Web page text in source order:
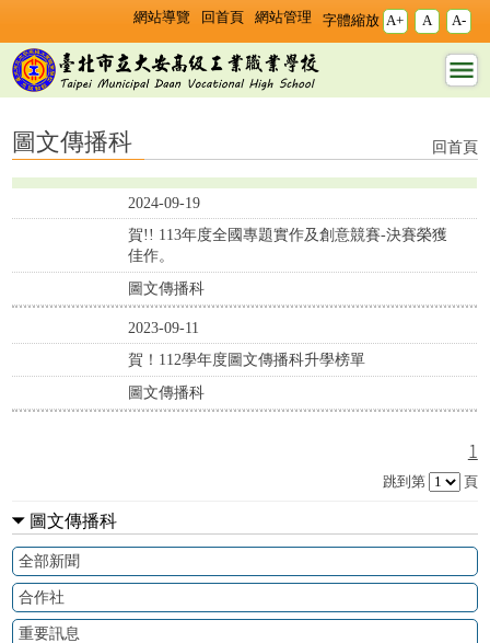
網站導覽 回首頁 網站管理 字體縮放 A+ A A-
圖文傳播科 - 臺北市立
大安高工
圖文傳播科 回首頁
2024-09-19
賀!! 113年度全國專題實作及創意競賽-決賽榮獲
佳作。
圖文傳播科
2023-09-11
賀！112學年度圖文傳播科升學榜單
圖文傳播科
1
跳到第 頁
圖文傳播科
全部新聞
合作社
重要訊息